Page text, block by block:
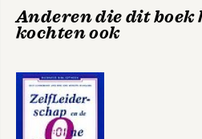
Bekijk alle boeken
Fase 3: Integratie
Veranderingen in productiviteit en
Taak- en groepsprocesfuncties
De ander iets leren
De concepten toepassen
De vragen beantwoorden
Anderen die dit boek
kochten ook